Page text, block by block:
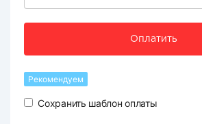
Оплатить
Рекомендуем
Сохранить шаблон оплаты